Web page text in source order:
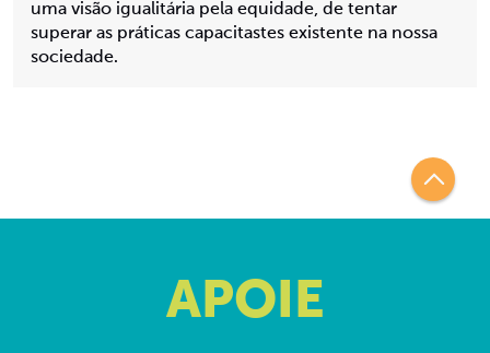
uma visão igualitária pela equidade, de tentar
superar as práticas capacitastes existente na nossa
sociedade.
APOIE